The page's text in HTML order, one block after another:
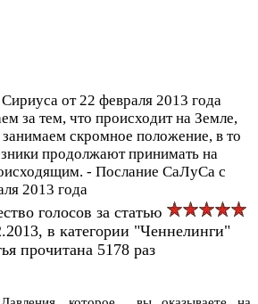
от 22 февраля 2013 года
за тем, что происходит на Земле,
занимаем скромное положение, в то
продолжают принимать на
- Послание СаЛуСа с
2013 года
голосов за статью
в категории "Ченнелинги"
прочитана 5178 раз